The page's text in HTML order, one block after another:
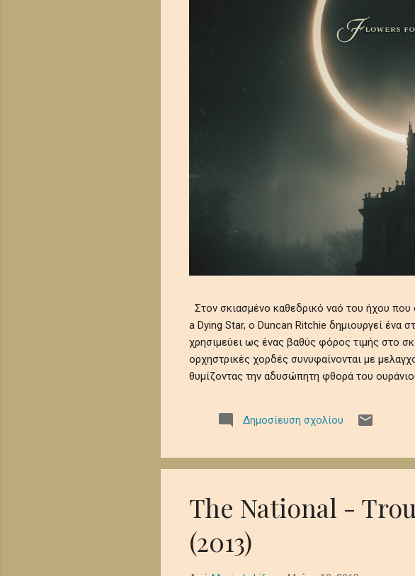
Στον σκιασμένο καθεδρικό ναό του ήχου
a Dying Star, ο Duncan Ritchie δημιουργεί ένα
χρησιμεύει ως ένας βαθύς φόρος τιμής στο
ορχηστρικές χορδές συνυφαίνονται με
θυμίζοντας την αδυσώπητη φθορά του
κοσμικής λήθης. Αυτό το ηχητικό ρέκβιεμ
μωσαϊκό μελαγχολίας και τρόμου,
λυκόφωτος. Ο ήχος από τα βαθιά synths το
διάστημα. In the shadowed ...
Δημοσίευση σχολίου
The National -
(2013)